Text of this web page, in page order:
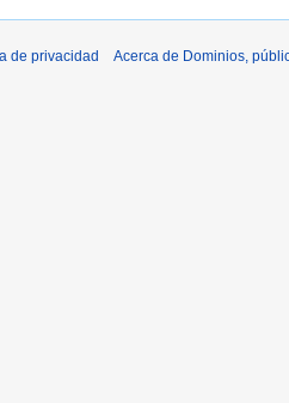
de privacidad Acerca de Dominios,